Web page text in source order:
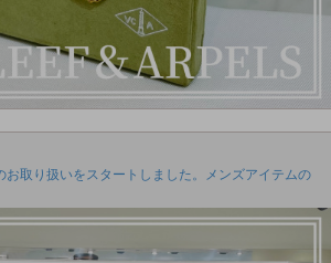
お取り扱いをスタートしました。メンズアイテムの